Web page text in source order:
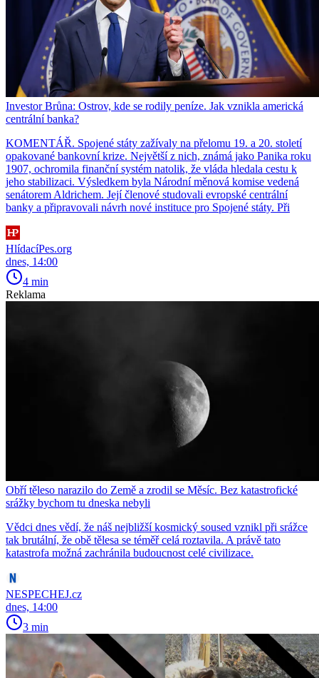
Investor Brůna: Ostrov, kde se rodily peníze. Jak vznikla americká
centrální banka?
KOMENTÁŘ. Spojené státy zažívaly na přelomu 19. a 20. století
opakované bankovní krize. Největší z nich, známá jako Panika roku
1907, ochromila finanční systém natolik, že vláda hledala cestu k
jeho stabilizaci. Výsledkem byla Národní měnová komise vedená
senátorem Aldrichem. Její členové studovali evropské centrální
banky a připravovali návrh nové instituce pro Spojené státy. Při
HlídacíPes.org
dnes, 14:00
4 min
Reklama
Obří těleso narazilo do Země a zrodil se Měsíc. Bez katastrofické
srážky bychom tu dneska nebyli
Vědci dnes vědí, že náš nejbližší kosmický soused vznikl při srážce
tak brutální, že obě tělesa se téměř celá roztavila. A právě tato
katastrofa možná zachránila budoucnost celé civilizace.
NESPECHEJ.cz
dnes, 14:00
3 min